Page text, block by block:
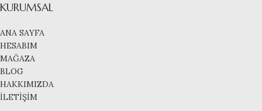
KURUMSAL
ANA SAYFA
HESABIM
MAĞAZA
BLOG
HAKKIMIZDA
İLETİŞİM